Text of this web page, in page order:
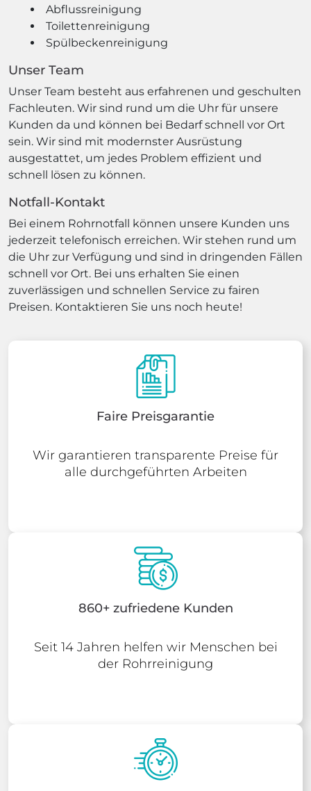
Abflussreinigung
Toilettenreinigung
Spülbeckenreinigung
Unser Team
Unser Team besteht aus erfahrenen und geschulten
Fachleuten. Wir sind rund um die Uhr für unsere
Kunden da und können bei Bedarf schnell vor Ort
sein. Wir sind mit modernster Ausrüstung
ausgestattet, um jedes Problem effizient und
schnell lösen zu können.
Notfall-Kontakt
Bei einem Rohrnotfall können unsere Kunden uns
jederzeit telefonisch erreichen. Wir stehen rund um
die Uhr zur Verfügung und sind in dringenden Fällen
schnell vor Ort. Bei uns erhalten Sie einen
zuverlässigen und schnellen Service zu fairen
Preisen. Kontaktieren Sie uns noch heute!
Faire Preisgarantie
Wir garantieren transparente Preise für
alle durchgeführten Arbeiten
860+ zufriedene Kunden
Seit 14 Jahren helfen wir Menschen bei
der Rohrreinigung